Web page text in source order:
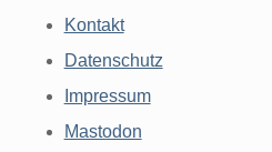
Kontakt
Datenschutz
Impressum
Mastodon